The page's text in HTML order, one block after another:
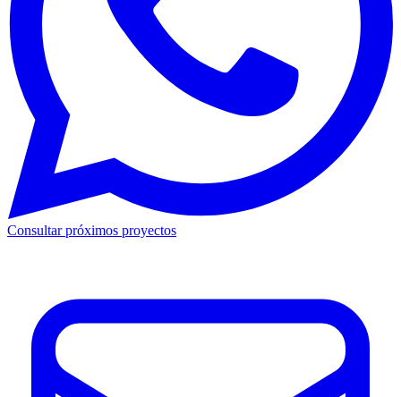
Consultar próximos proyectos